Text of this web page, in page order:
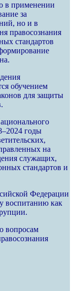
в применении
за
но и в
правосознания
стандартов
обучением
для защиты
годы
на
служащих,
стандартов и
Федерации
воспитанию как
вопросам